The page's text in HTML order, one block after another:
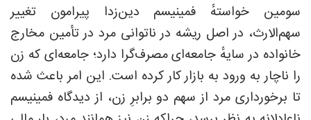
سومین خواستهٔ فمینیسم دین‌زدا پیرامون تغییر
سهم‌الارث، در اصل ریشه در ناتوانی مرد در تأمین مخارج
خانواده در سایهٔ جامعه‌ای مصرف‌گرا دارد؛ جامعه‌ای که زن
را ناچار به ورود به بازار کار کرده است. این امر باعث شده
تا برخورداری مرد از سهم دو برابرِ زن، از دیدگاه فمینیسم